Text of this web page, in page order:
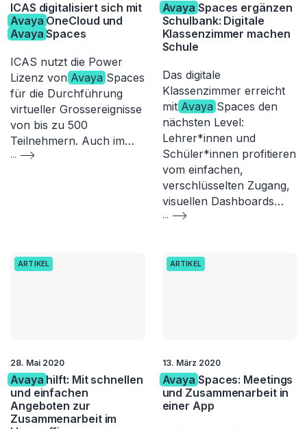
ICAS digitalisiert sich mit
Avaya OneCloud und
Avaya Spaces
ICAS nutzt die Power
Lizenz von Avaya Spaces
für die Durchführung
virtueller Grossereignisse
von bis zu 500
Teilnehmern. Auch im…
...
Avaya Spaces ergänzen
Schulbank: Digitale
Klassenzimmer machen
Schule
Das digitale
Klassenzimmer erreicht
mit Avaya Spaces den
nächsten Level:
Lehrer*innen und
Schüler*innen profitieren
vom einfachen,
verschlüsselten Zugang,
visuellen Dashboards…
...
ARTIKEL
28. Mai 2020
Avaya hilft: Mit schnellen
und einfachen
Angeboten zur
Zusammenarbeit im
ARTIKEL
13. März 2020
Avaya Spaces: Meetings
und Zusammenarbeit in
einer App